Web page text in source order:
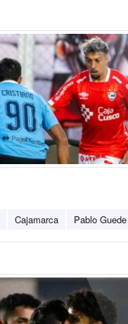
Cajamarca Pablo Guede